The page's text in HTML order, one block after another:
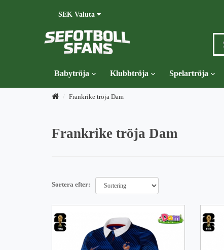
SEK Valuta
Babytröja Klubbtröja Spelartröja
Frankrike tröja Dam
Frankrike tröja Dam
Sortera efter: